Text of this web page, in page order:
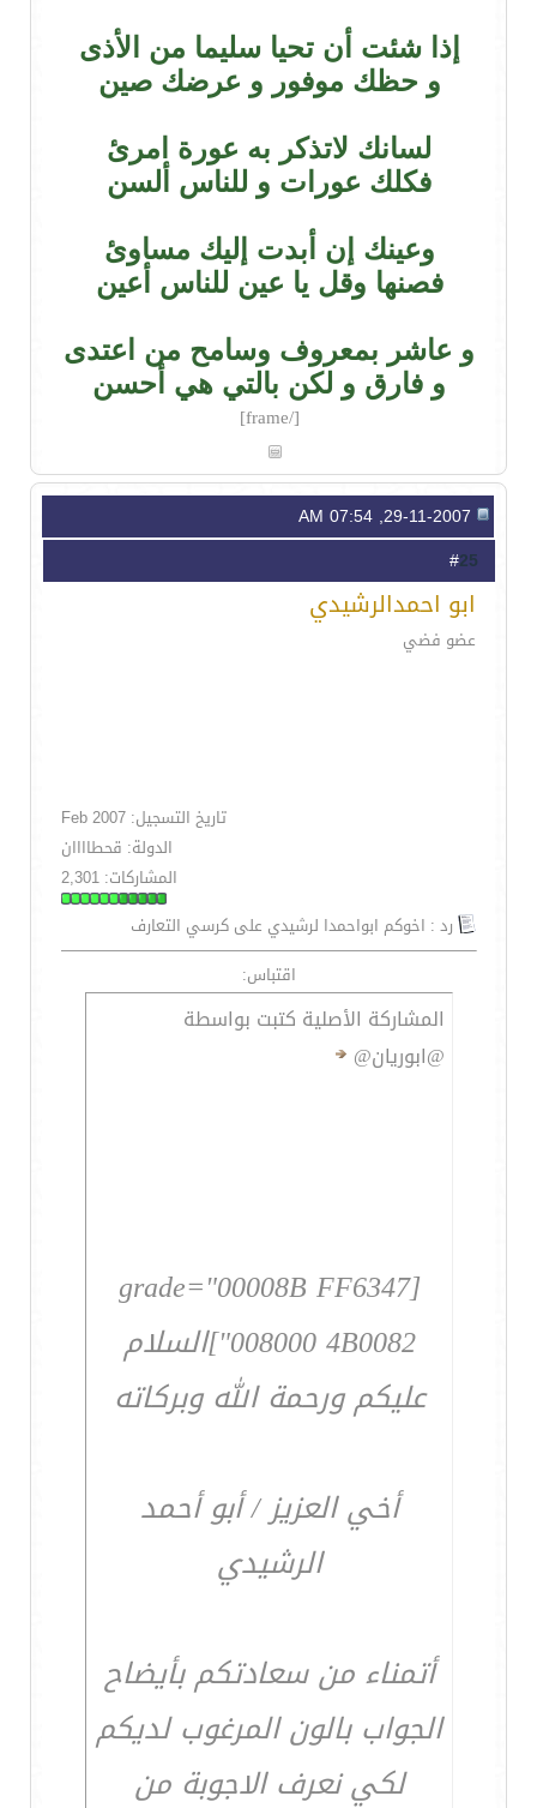
إذا شئت أن تحيا سليما من الأذى
و حظك موفور و عرضك صين
لسانك لاتذكر به عورة امرئ
فكلك عورات و للناس ألسن
وعينك إن أبدت إليك مساوئ
فصنها وقل يا عين للناس أعين
و عاشر بمعروف وسامح من اعتدى
و فارق و لكن بالتي هي أحسن
[/frame]
25
ابو احمدالرشيدي
عضو فضي
تاريخ التسجيل: Feb 2007
الدولة: قحطاااان
المشاركات: 2,301
رد : اخوكم ابواحمدا لرشيدي على كرسي التعارف
اقتباس:
المشاركة الأصلية كتبت بواسطة
@ابوريان@
[grade="00008B FF6347
008000 4B0082"]السلام
عليكم ورحمة الله وبركاته
أخي العزيز / أبو أحمد
الرشيدي
أتمناء من سعادتكم بأيضاح
الجواب بالون المرغوب لديكم
لكي نعرف الاجوبة من